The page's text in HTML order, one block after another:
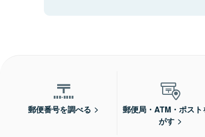
郵便番号を調べる
郵便局・ATM・ポスト
がす